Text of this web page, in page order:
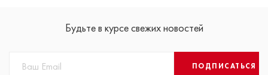
Будьте в курсе свежих новостей
ПОДПИСАТЬСЯ